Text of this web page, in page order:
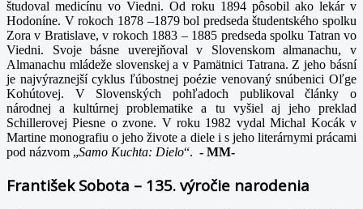
študoval medicínu vo Viedni. Od roku 1894 pôsobil ako lekár v
Hodoníne. V rokoch 1878 –1879 bol predseda študentského spolku
Zora v Bratislave, v rokoch 1883 – 1885 predseda spolku Tatran vo
Viedni. Svoje básne uverejňoval v Slovenskom almanachu, v
Almanachu mládeže slovenskej a v Pamätnici Tatrana. Z jeho básní
je najvýraznejší cyklus ľúbostnej poézie venovaný snúbenici Oľge
Kohútovej. V Slovenských pohľadoch publikoval články o
národnej a kultúrnej problematike a tu vyšiel aj jeho preklad
Schillerovej Piesne o zvone. V roku 1982 vydal Michal Kocák v
Martine monografiu o jeho živote a diele i s jeho literárnymi prácami
pod názvom „Samo Kuchta: Dielo“. - MM-
František Sobota – 135. výročie narodenia